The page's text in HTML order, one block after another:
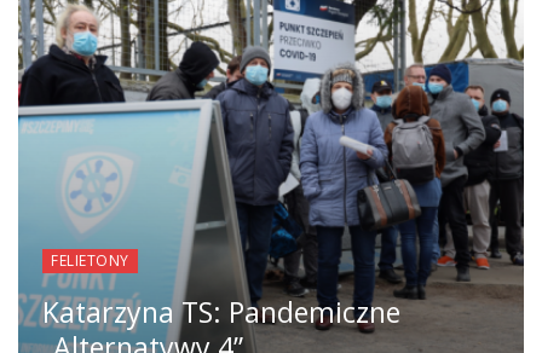
FELIETONY
Katarzyna TS: Pandemiczne